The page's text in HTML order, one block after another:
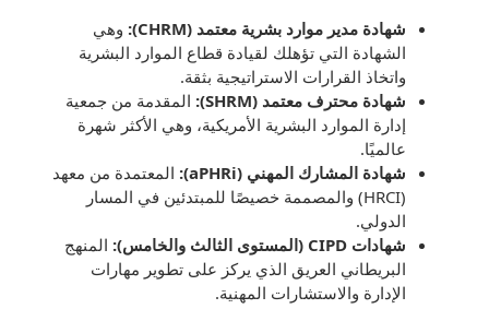
شهادة مدير موارد بشرية معتمد (CHRM):
وهي
الشهادة التي تؤهلك لقيادة قطاع الموارد البشرية
واتخاذ القرارات الاستراتيجية بثقة.
شهادة محترف معتمد (SHRM):
المقدمة من جمعية
إدارة الموارد البشرية الأمريكية، وهي الأكثر شهرة
عالميًا.
شهادة المشارك المهني (aPHRi):
المعتمدة من معهد
(HRCI) والمصممة خصيصًا للمبتدئين في المسار
الدولي.
شهادات CIPD (المستوى الثالث والخامس):
المنهج
البريطاني العريق الذي يركز على تطوير مهارات
الإدارة والاستشارات المهنية.